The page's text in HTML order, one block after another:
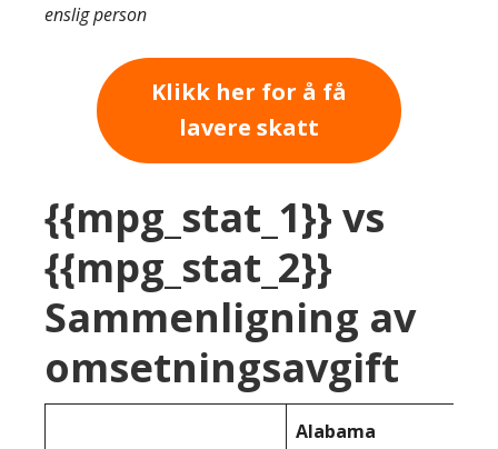
enslig person
Klikk her for å få
lavere skatt
{{mpg_stat_1}} vs
{{mpg_stat_2}}
Sammenligning av
omsetningsavgift
Alabama